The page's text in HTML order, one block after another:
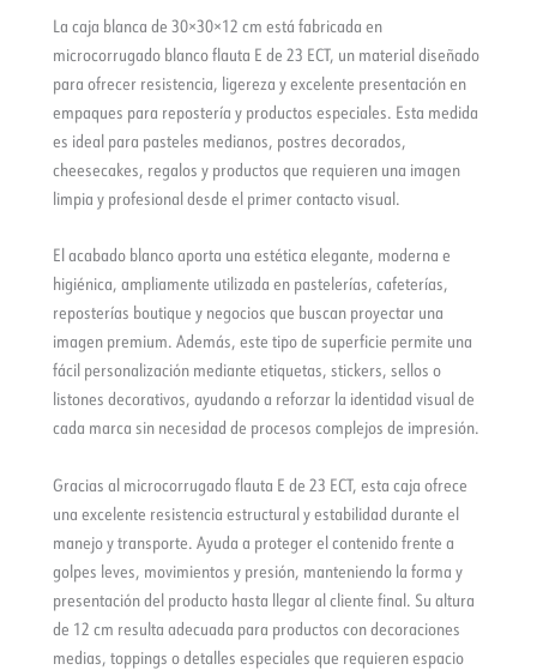
La caja blanca de 30×30×12 cm está fabricada en
microcorrugado blanco flauta E de 23 ECT, un material diseñado
para ofrecer resistencia, ligereza y excelente presentación en
empaques para repostería y productos especiales. Esta medida
es ideal para pasteles medianos, postres decorados,
cheesecakes, regalos y productos que requieren una imagen
limpia y profesional desde el primer contacto visual.
El acabado blanco aporta una estética elegante, moderna e
higiénica, ampliamente utilizada en pastelerías, cafeterías,
reposterías boutique y negocios que buscan proyectar una
imagen premium. Además, este tipo de superficie permite una
fácil personalización mediante etiquetas, stickers, sellos o
listones decorativos, ayudando a reforzar la identidad visual de
cada marca sin necesidad de procesos complejos de impresión.
Gracias al microcorrugado flauta E de 23 ECT, esta caja ofrece
una excelente resistencia estructural y estabilidad durante el
manejo y transporte. Ayuda a proteger el contenido frente a
golpes leves, movimientos y presión, manteniendo la forma y
presentación del producto hasta llegar al cliente final. Su altura
de 12 cm resulta adecuada para productos con decoraciones
medias, toppings o detalles especiales que requieren espacio